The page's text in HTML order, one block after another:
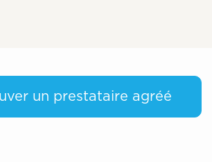
un prestataire agréé